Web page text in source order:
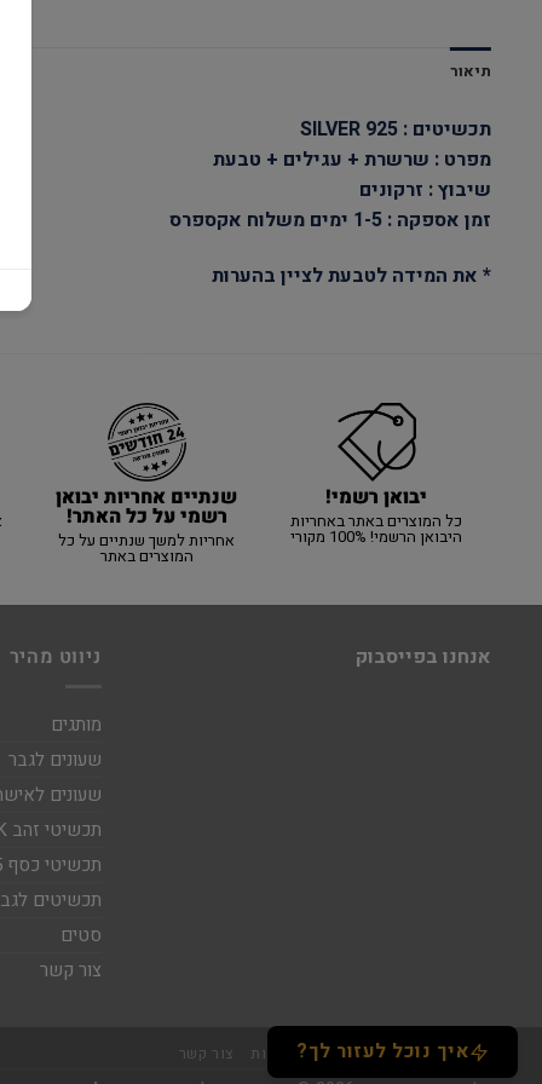
תיאור
תכשיטים : SILVER 925
מפרט : שרשרת + עגילים + טבעת
שיבוץ : זרקונים
זמן אספקה : 1-5 ימים משלוח אקספרס
* את המידה לטבעת לציין בהערות
יבואן רשמי!
כל המוצרים באתר באחריות
היבואן הרשמי! 100% מקורי
שנתיים אחריות יבואן
רשמי על כל האתר!
אחריות למשך שנתיים על כל
המוצרים באתר
אנחנו בפייסבוק ניווט מהיר
מותגים
שעונים לגבר
שעונים
תכשיטי זהב 14K
תכשיטי כסף 925
תכשיטים
סטים
צור קשר
אודות תקנון מידע נוסף נגישות צור קשר איך נוכל לעזור לך?